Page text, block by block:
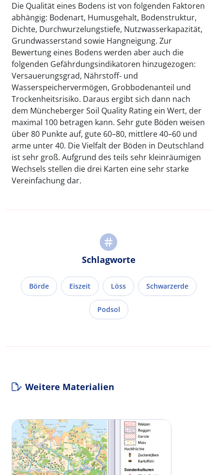
Die Qualität eines Bodens ist von folgenden Faktoren
abhängig: Bodenart, Humusgehalt, Bodenstruktur,
Dichte, Durchwurzelungstiefe, Nutzwasserkapazität,
Grundwasserstand sowie Hangneigung. Zur
Bewertung eines Bodens werden aber auch die
folgenden Gefährdungsindikatoren hinzugezogen:
Versauerungsgrad, Nährstoff- und
Wasserspeichervermögen, Grobbodenanteil und
Trockenheitsrisiko. Daraus ergibt sich dann nach
dem Müncheberger Soil Quality Rating ein Wert, der
maximal 100 betragen kann. Sehr gute Böden weisen
über 80 Punkte auf, gute 60–80, mittlere 40–60 und
arme unter 40. Die Vielfalt der Böden in Deutschland
ist sehr groß. Aufgrund des teils sehr kleinräumigen
Wechsels stellen die drei Karten eine sehr starke
Vereinfachung dar.
Schlagworte
Börde Eiszeit Löss Schwarzerde
Podsol
Weitere Materialien